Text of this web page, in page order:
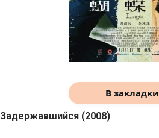
В закладки
Задержавшийся (2008)